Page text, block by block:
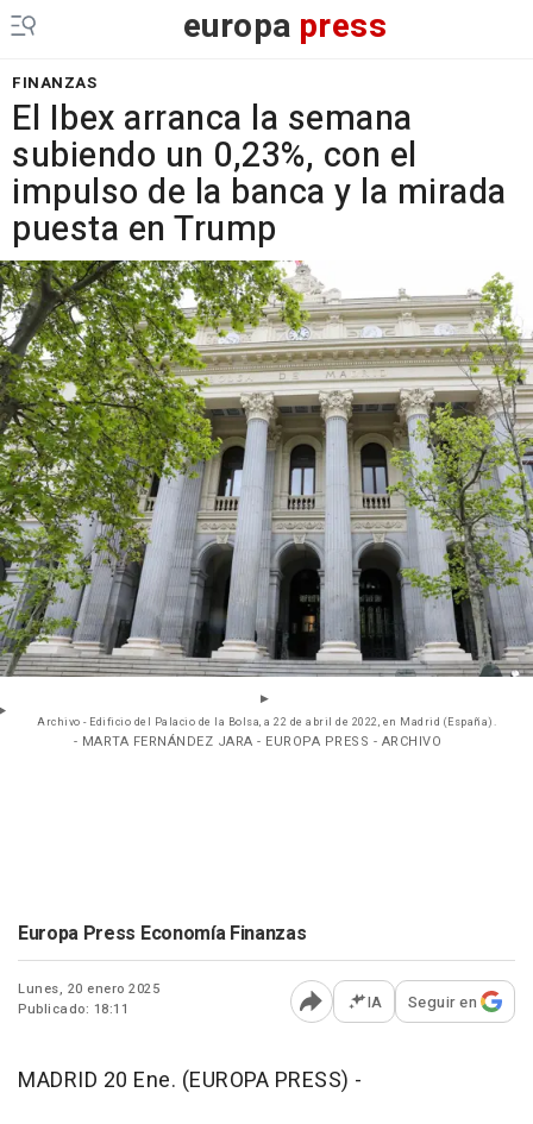
europa press
FINANZAS
El Ibex arranca la semana
subiendo un 0,23%, con el
impulso de la banca y la mirada
puesta en Trump
Archivo - Edificio del Palacio de la Bolsa, a 22 de abril de 2022, en Madrid (España).
- MARTA FERNÁNDEZ JARA - EUROPA PRESS - ARCHIVO
Europa Press Economía Finanzas
Lunes, 20 enero 2025
Publicado: 18:11
Abrir opciones para
IA Seguir en
MADRID 20 Ene. (EUROPA PRESS) -